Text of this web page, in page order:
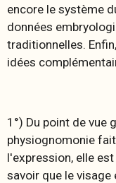
encore le système
données
traditionnelles.
idées
1°) Du point de vue
physiognomonie
l'expression, elle
savoir que le